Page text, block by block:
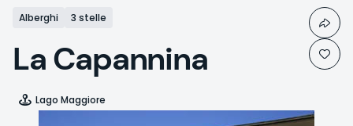
Alberghi 3 stelle
La Capannina
Lago Maggiore